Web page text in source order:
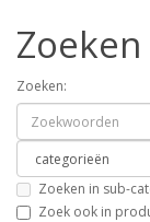
Zoeken
Zoeken:
Zoeken in sub-
Zoek ook in